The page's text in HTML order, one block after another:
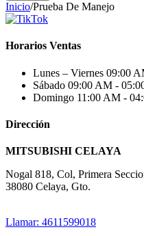
Inicio/Prueba De Manejo
Horarios Ventas
Lunes – Viernes 09:00
Sábado 09:00 AM -
Domingo 11:00 AM -
Dirección
MITSUBISHI CELAYA
Nogal 818, Col, Primera
38080 Celaya, Gto.
Llamar: 4611599018